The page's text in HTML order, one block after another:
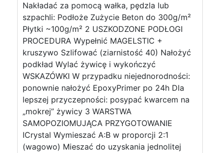
Nakładać za pomocą wałka, pędzla lub
szpachli: Podłoże Zużycie Beton do 300g/m²
Płytki ~100g/m² 2 USZKODZONE PODŁOGI
PROCEDURA Wypełnić MAGELSTIC +
kruszywo Szlifować (ziarnistość 40) Nałożyć
podkład Wylać żywicę i wykończyć
WSKAZÓWKI W przypadku niejednorodności:
ponownie nałożyć EpoxyPrimer po 24h Dla
lepszej przyczepności: posypać kwarcem na
„mokrej” żywicy 3 WARSTWA
SAMOPOZIOMUJĄCA PRZYGOTOWANIE
ICrystal Wymieszać A:B w proporcji 2:1
(wagowo) Mieszać do uzyskania jednolitej